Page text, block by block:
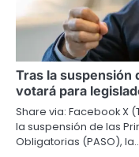
Tras la suspensión
votará para
Share via: Facebook X
la suspensión de las
Obligatorias (PASO),